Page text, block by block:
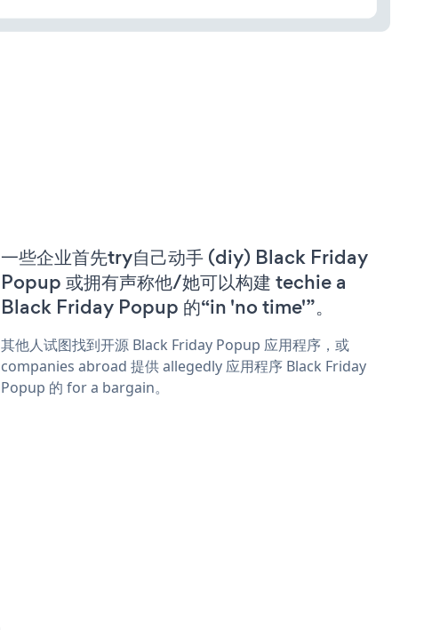
一些企业首先try自己动手 (diy) Black Friday
Popup 或拥有声称他/她可以构建 techie a
Black Friday Popup 的“in 'no time'”。
其他人试图找到开源 Black Friday Popup 应用程序，或
companies abroad 提供 allegedly 应用程序 Black Friday
Popup 的 for a bargain。